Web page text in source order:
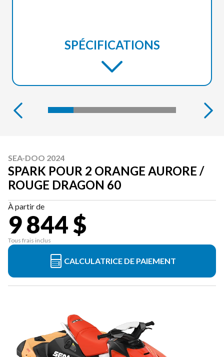
SPÉCIFICATIONS
SEA-DOO 2024
SPARK POUR 2 ORANGE AURORE /
ROUGE DRAGON 60
À partir de
9 844 $
Tous frais inclus
CALCULATRICE DE PAIEMENT